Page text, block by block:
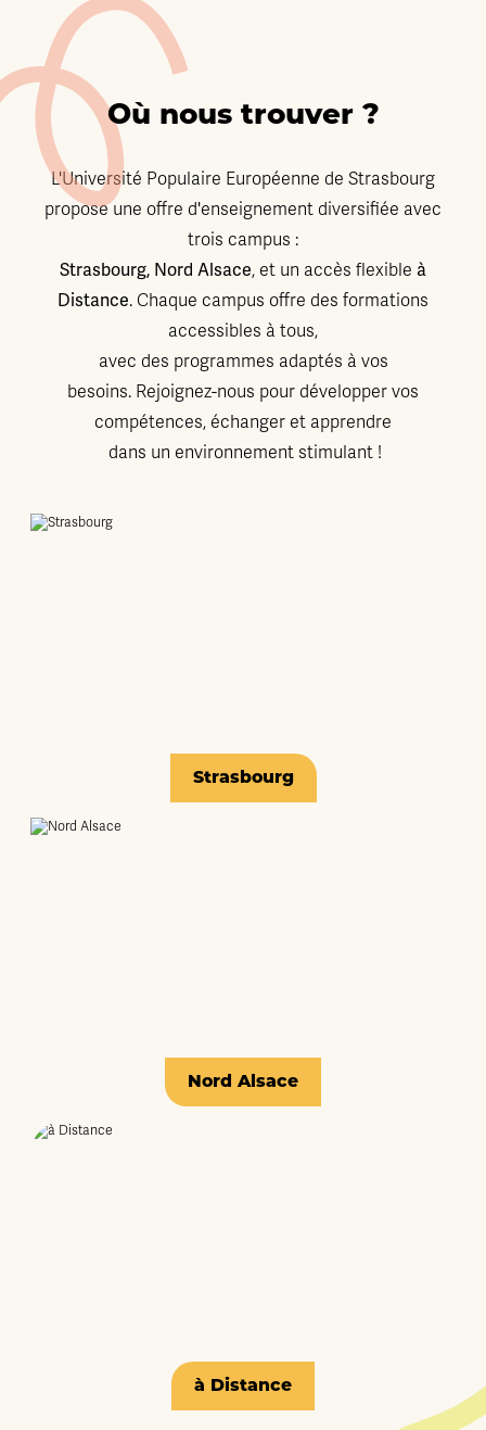
Où nous trouver ?
L'Université Populaire Européenne de Strasbourg
propose une offre d'enseignement diversifiée avec
trois campus :
Strasbourg, Nord Alsace, et un accès flexible à
Distance. Chaque campus offre des formations
accessibles à tous,
avec des programmes adaptés à vos
besoins. Rejoignez-nous pour développer vos
compétences, échanger et apprendre
dans un environnement stimulant !
Strasbourg
Nord Alsace
à Distance